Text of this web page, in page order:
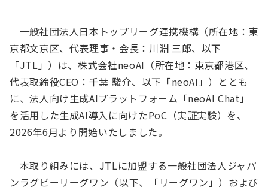
一般社団法人日本トップリーグ連携機構（所在地：東
京都文京区、代表理事・会長：川淵 三郎、以下
「JTL」）は、株式会社neoAI（所在地：東京都港区、
代表取締役CEO：千葉 駿介、以下「neoAI」）ととも
に、法人向け生成AIプラットフォーム「neoAI Chat」
を活用した生成AI導入に向けたPoC（実証実験）を、
2026年6月より開始いたしました。
本取り組みには、JTLに加盟する一般社団法人ジャパ
ンラグビーリーグワン（以下、「リーグワン」）および